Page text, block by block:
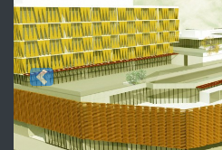
Previous